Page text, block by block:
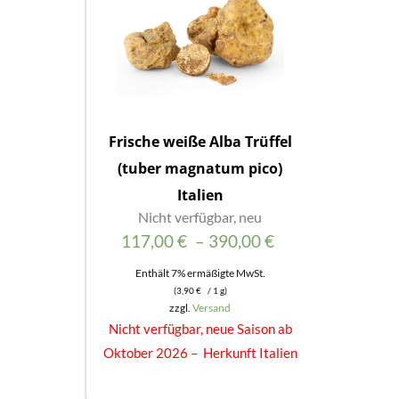
Frische weiße Alba Trüffel
(tuber magnatum pico)
Italien
Nicht verfügbar, neu
117,00€ – 390,00€
390,00 €
Enthält 7% ermäßigte MwSt.
(3,90€ / 1 g)
zzgl.Versand
Nicht verfügbar, neue Saison ab
Oktober 2026 – Herkunft Italien